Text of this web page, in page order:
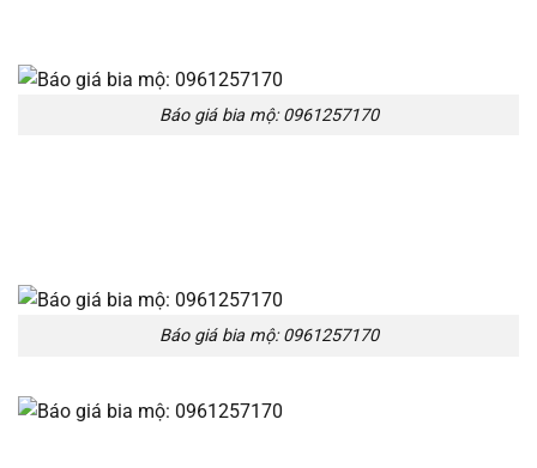
Báo giá bia mộ: 0961257170
Báo giá bia mộ: 0961257170